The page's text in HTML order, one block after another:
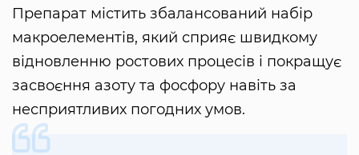
Препарат містить збалансований набір
макроелементів, який сприяє швидкому
відновленню ростових процесів і покращує
засвоєння азоту та фосфору навіть за
несприятливих погодних умов.